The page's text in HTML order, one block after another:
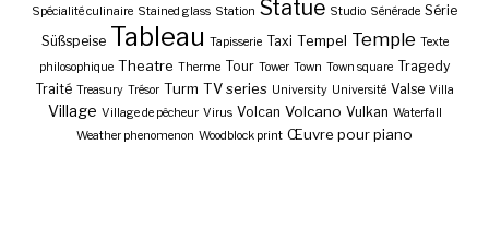
Spécialité culinaire Stained glass Station Statue Studio Sénérade Série
Süßspeise Tableau Tapisserie Taxi Tempel Temple Texte
philosophique Theatre Therme Tour Tower Town Town square Tragedy
Traité Treasury Trésor Turm TV series University Université Valse Villa
Village Village de pêcheur Virus Volcan Volcano Vulkan Waterfall
Weather phenomenon Woodblock print Œuvre pour piano